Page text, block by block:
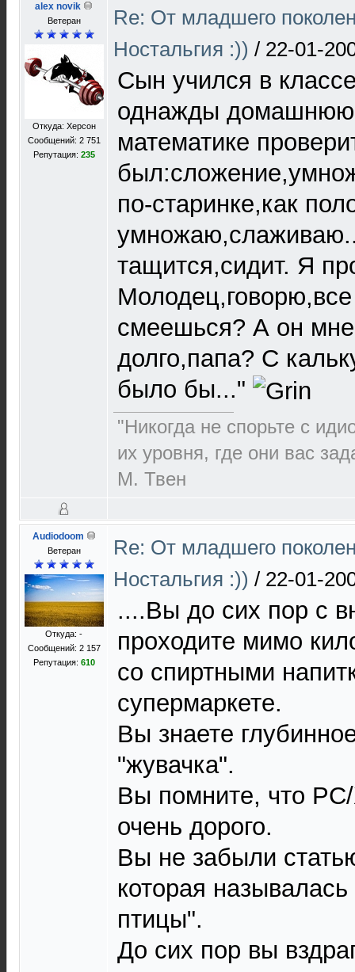
alex novik
Ветеран
Откуда: Херсон
Сообщений: 2 751
Репутация: 235
Re: От младшего
Ностальгия :)) / 22-01-
Сын учился в
однажды домашнюю
математике
по-старинке,как
тащится,сидит. Я
смеешься? А он
долго,папа? С
было бы..."
"Никогда не спорьте с
их уровня, где они вас
М. Твен
Audiodoom
Ветеран
Откуда: -
Сообщений: 2 157
Репутация: 610
Re: От младшего
Ностальгия :)) / 22-01-
....Вы до сих пор с
проходите мимо
со спиртными
супермаркете.
Вы знаете
"жувачка".
Вы помните, что
очень дорого.
Вы не забыли
которая
птицы".
До сих пор вы